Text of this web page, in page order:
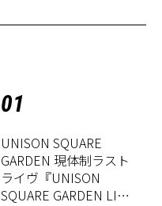
01
UNISON SQUARE
GARDEN 現体制ラスト
ライヴ『UNISON
SQUARE GARDEN LIVE